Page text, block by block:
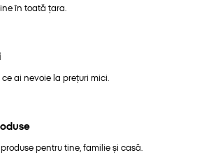
în toată țara.
ai nevoie la prețuri mici.
pentru tine, familie și casă.